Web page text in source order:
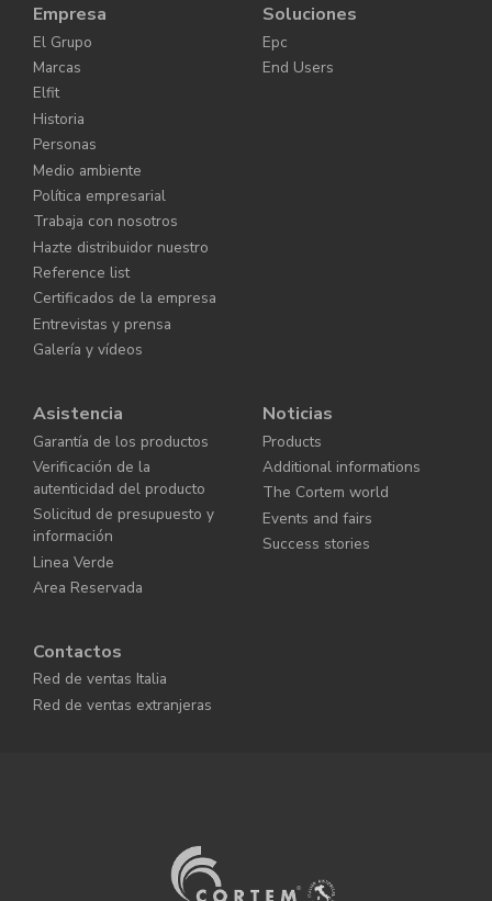
Empresa
El Grupo
Marcas
Elfit
Historia
Personas
Medio ambiente
Política empresarial
Trabaja con nosotros
Hazte distribuidor nuestro
Reference list
Certificados de la empresa
Entrevistas y prensa
Galería y vídeos
Soluciones
Epc
End Users
Asistencia
Garantía de los productos
Verificación de la
autenticidad del producto
Solicitud de presupuesto y
información
Linea Verde
Area Reservada
Noticias
Products
Additional informations
The Cortem world
Events and fairs
Success stories
Contactos
Red de ventas Italia
Red de ventas extranjeras